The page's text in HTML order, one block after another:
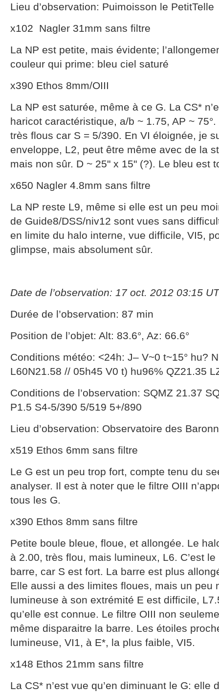
Lieu d’observation: Puimoisson le PetitTelle
x102 Nagler 31mm sans filtre
La NP est petite, mais évidente;
couleur qui prime: bleu ciel saturé
x390 Ethos 8mm/OIII
La NP est saturée, même à ce G. La CS*
haricot caractéristique, a/b ~ 1.75, AP ~
très flous car S = 5/390. En VI éloignée, je
enveloppe, L2, peut être même avec de la
mais non sûr. D ~ 25" x 15" (?). Le bleu est
x650 Nagler 4.8mm sans filtre
La NP reste L9, même si elle est un peu
de Guide8/DSS/niv12 sont vues sans
en limite du halo interne, vue difficile, VI5,
glimpse, mais absolument sûr.
Date de l’observation: 17 oct. 2012 03:15 UT
Durée de l’observation: 87 min
Position de l’objet: Alt: 83.6°, Az: 66.6°
Conditions météo: <24h: J– V~0 t~15° hu?
L60N21.58 // 05h45 V0 t) hu96% QZ21.35
Conditions de l’observation: SQMZ 21.37
P1.5 S4-5/390 5/519 5+/890
Lieu d’observation: Observatoire des
x519 Ethos 6mm sans filtre
Le G est un peu trop fort, compte tenu du
analyser. Il est à noter que le filtre OIII
tous les G.
x390 Ethos 8mm sans filtre
Petite boule bleue, floue, et allongée. Le
à 2.00, très flou, mais lumineux, L6. C’est
barre, car S est fort. La barre est plus
Elle aussi a des limites floues, mais un peu
lumineuse à son extrémité E est difficile,
qu’elle est connue. Le filtre OIII non
même disparaitre la barre. Les étoiles
lumineuse, VI1, à E*, la plus faible, VI5.
x148 Ethos 21mm sans filtre
La CS* n’est vue qu’en diminuant le G: elle